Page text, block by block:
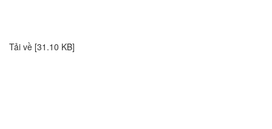
Tải về [31.10 KB]